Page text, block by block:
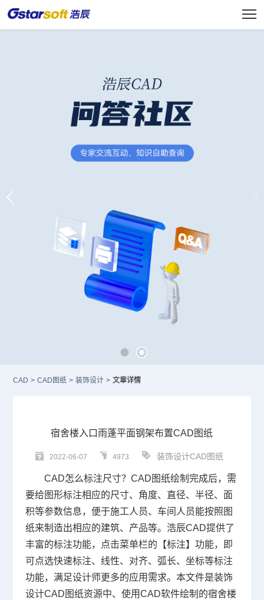
CAD > CAD图纸 > 装饰设计 > 文章详情
宿舍楼入口雨蓬平面钢架布置CAD图纸
2022-06-07 4973 装饰设计CAD图纸
CAD怎么标注尺寸？CAD图纸绘制完成后，需
要给图形标注相应的尺寸、角度、直径、半径、面
积等参数信息，便于施工人员、车间人员能按照图
纸来制造出相应的建筑、产品等。浩辰CAD提供了
丰富的标注功能，点击菜单栏的【标注】功能，即
可点选快速标注、线性、对齐、弧长、坐标等标注
功能，满足设计师更多的应用需求。本文件是装饰
设计CAD图纸资源中、使用CAD软件绘制的宿舍楼